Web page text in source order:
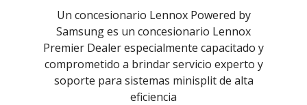
Un concesionario Lennox Powered by
Samsung es un concesionario Lennox
Premier Dealer especialmente capacitado y
comprometido a brindar servicio experto y
soporte para sistemas minisplit de alta
eficiencia